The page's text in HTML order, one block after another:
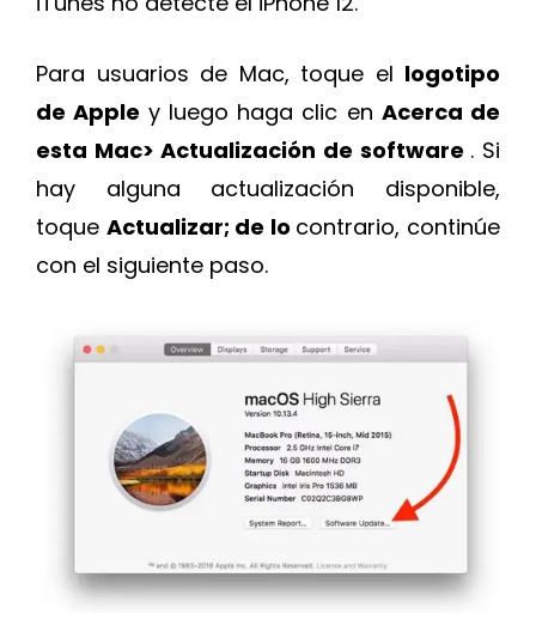
Para usuarios de Mac, toque el logotipo
de Apple y luego haga clic en Acerca de
esta Mac> Actualización de software . Si
hay alguna actualización disponible,
toque Actualizar; de lo contrario, continúe
con el siguiente paso.